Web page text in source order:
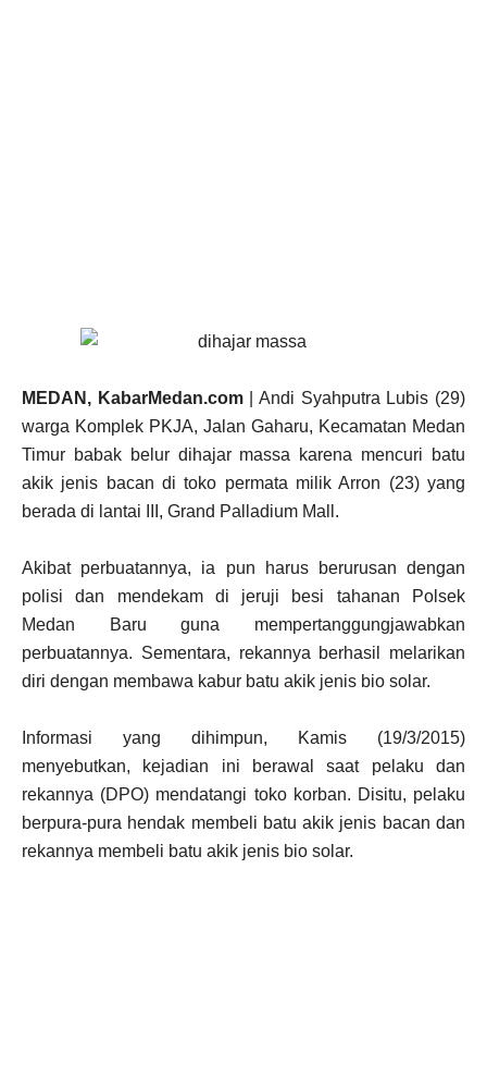
MEDAN, KabarMedan.com| Andi Syahputra Lubis (29)
warga Komplek PKJA, Jalan Gaharu, Kecamatan Medan
Timur babak belur dihajar massa karena mencuri batu
akik jenis bacan di toko permata milik Arron (23) yang
berada di lantai III, Grand Palladium Mall.
Akibat perbuatannya, ia pun harus berurusan dengan
polisi dan mendekam di jeruji besi tahanan Polsek
Medan Baru guna mempertanggungjawabkan
perbuatannya. Sementara, rekannya berhasil melarikan
diri dengan membawa kabur batu akik jenis bio solar.
Informasi yang dihimpun, Kamis (19/3/2015)
menyebutkan, kejadian ini berawal saat pelaku dan
rekannya (DPO) mendatangi toko korban. Disitu, pelaku
berpura-pura hendak membeli batu akik jenis bacan dan
rekannya membeli batu akik jenis bio solar.